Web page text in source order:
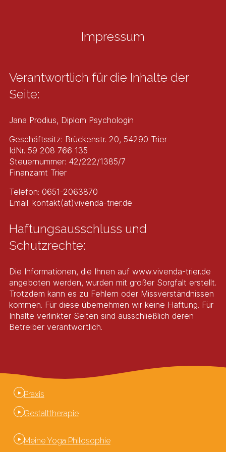
Kontaktformular
Anmeldung
Impressum
Verantwortlich für die Inhalte der
Seite:
Jana Prodius, Diplom Psychologin
Geschäftssitz: Brückenstr. 20, 54290 Trier
IdNr. 59 208 766 135
Steuernummer: 42/222/1385/7
Finanzamt Trier
Telefon: 0651-2063870
Email: kontakt(at)vivenda-trier.de
Haftungsausschluss und
Schutzrechte:
Die Informationen, die Ihnen auf www.vivenda-trier.de
angeboten werden, wurden mit großer Sorgfalt erstellt.
Trotzdem kann es zu Fehlern oder Missverständnissen
kommen. Für diese übernehmen wir keine Haftung. Für
Inhalte verlinkter Seiten sind ausschließlich deren
Betreiber verantwortlich.
Praxis
Gestalttherapie
Meine Yoga Philosophie